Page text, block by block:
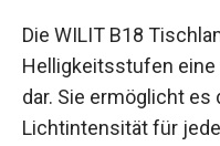
Die WILIT B18
Helligkeitsstufen
dar. Sie ermöglicht es
Lichtintensität für